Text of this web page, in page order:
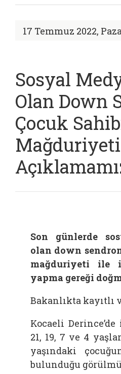
17 Temmuz 2022,
Sosyal
Olan Down
Çocuk
Son günlerde
olan down
mağduriyeti ile
yapma gereği
Bakanlıkta kayıtlı
Kocaeli
21, 19, 7 ve 4
yaşındaki
bulunduğu